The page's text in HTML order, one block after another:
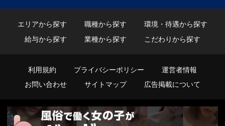
エリアから探す 職種から探す
環境・待遇から探す
給与から探す
業種から探す こだわりから探す
利用規約 プライバシーポリシー
運営者情報
お問い合わせ
サイトマップ 広告掲載について